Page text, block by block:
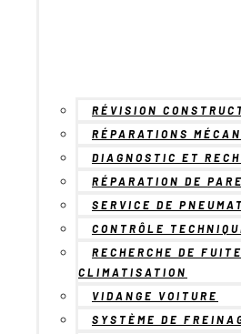
RÉVISION
RÉPARATIONS
DIAGNOSTIC ET
RÉPARATION DE
SERVICE DE
CONTRÔLE
RECHERCHE DE
CLIMATISATION
VIDANGE VOITURE
SYSTÈME DE